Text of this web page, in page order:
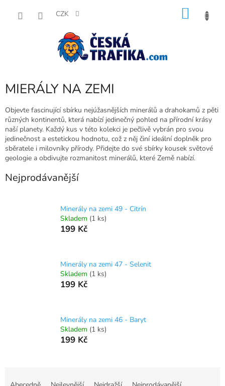
CZK
MIERÁLY NA ZEMI
Objevte fascinující sbírku nejúžasnějších minerálů a drahokamů z pěti
různých kontinentů, která nabízí jedinečný pohled na přírodní krásy
naší planety. Každý kus v této kolekci je pečlivě vybrán pro svou
jedinečnost a estetickou hodnotu, což z něj činí ideální doplněk pro
sběratele i milovníky přírody. Přidejte do své sbírky kousek světové
geologie a obdivujte rozmanitost minerálů, které Země nabízí.
Nejprodávanější
Minerály na zemi 49 - Citrín
Skladem (1 ks)
199 Kč
Minerály na zemi 47 - Selenit
Skladem (1 ks)
199 Kč
Minerály na zemi 46 - Baryt
Skladem (1 ks)
199 Kč